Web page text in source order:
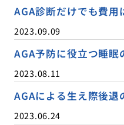
AGA診断だけでも費用
2023.09.09
AGA予防に役立つ睡眠
2023.08.11
AGAによる生え際後退
2023.06.24